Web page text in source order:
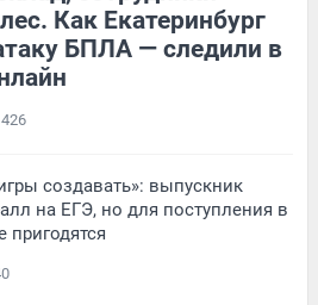
Как Екатеринбург
БПЛА — следили в
426
создавать»: выпускник
на ЕГЭ, но для поступления в
пригодятся